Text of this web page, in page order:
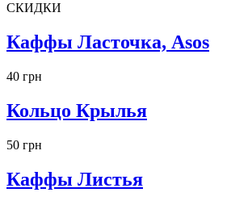
СКИДКИ
Каффы Ласточка, Asos
40 грн
Кольцо Крылья
50 грн
Каффы Листья